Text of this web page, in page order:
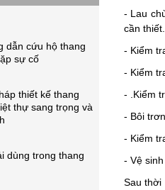
sự cố
thự sang trọng và
- Lau
cần thiết.
- Kiểm
- Kiểm
- .Kiểm
- Bôi
- Kiểm
- Vệ
Sau